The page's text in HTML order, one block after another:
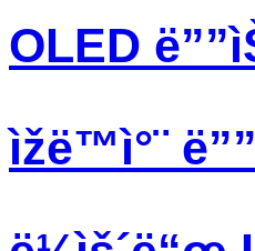
OLED
ìžë™ì°¨